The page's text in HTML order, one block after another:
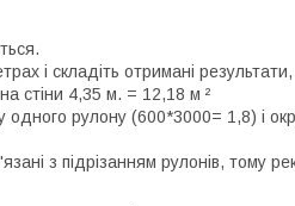
і складіть отримані
стіни 4,35 м. = 12,18 м ²
рулону (600*3000= 1,8) і
з підрізанням рулонів, тому